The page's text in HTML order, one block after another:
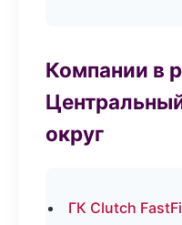
Компании в
округ
ГК Clutch